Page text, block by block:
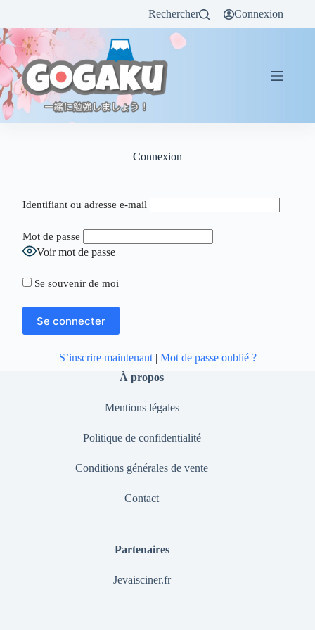
Rechercher Connexion
Connexion
Identifiant ou adresse e-mail
Mot de passe
Voir mot de passe
Se souvenir de moi
S’inscrire maintenant| Mot de passe oublié ?
À propos
Mentions légales
Politique de confidentialité
Conditions générales de vente
Contact
Partenaires
Jevaisciner.fr